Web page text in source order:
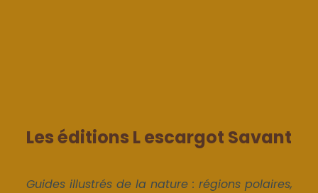
Les éditions L escargot Savant
Guides illustrés de la nature : régions polaires,